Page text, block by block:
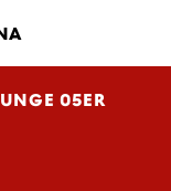
05ER